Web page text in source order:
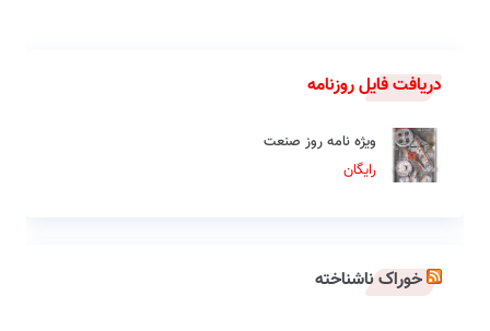
دریافت فایل روزنامه
ویژه نامه روز صنعت
رایگان
خوراک ناشناخته